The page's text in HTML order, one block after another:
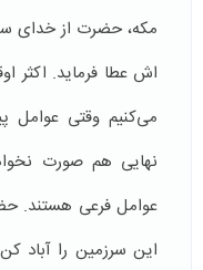
مکه، حضرت از خدای
اش عطا فرماید. اکثر
می‌کنیم وقتی عوامل
نهایی هم صورت
عوامل فرعی هستند.
این سرزمین را آباد